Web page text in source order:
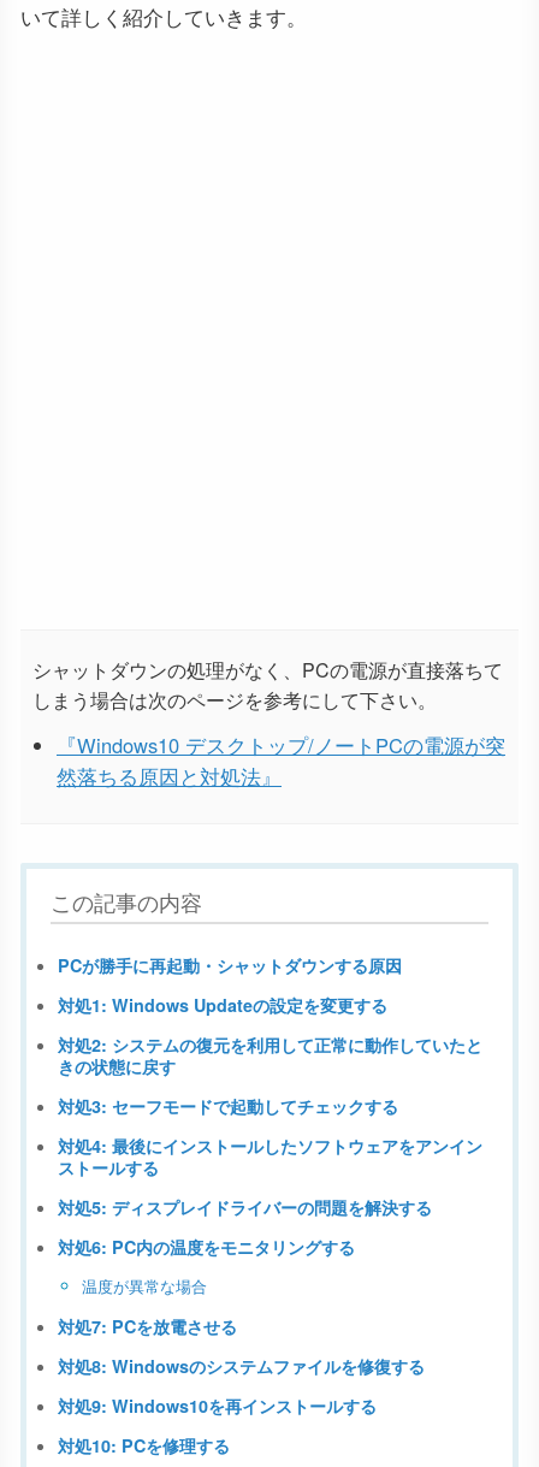
いて詳しく紹介していきます。
シャットダウンの処理がなく、PCの電源が直接落ちて
しまう場合は次のページを参考にして下さい。
『Windows10 デスクトップ/ノートPCの電源が突
然落ちる原因と対処法』
この記事の内容
PCが勝手に再起動・シャットダウンする原因
対処1: Windows Updateの設定を変更する
対処2: システムの復元を利用して正常に動作していたと
きの状態に戻す
対処3: セーフモードで起動してチェックする
対処4: 最後にインストールしたソフトウェアをアンイン
ストールする
対処5: ディスプレイドライバーの問題を解決する
対処6: PC内の温度をモニタリングする
温度が異常な場合
対処7: PCを放電させる
対処8: Windowsのシステムファイルを修復する
対処9: Windows10を再インストールする
対処10: PCを修理する